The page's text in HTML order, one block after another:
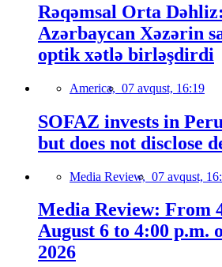
Rəqəmsal Orta
Azərbaycan Xəzərin
optik xətlə birləşdirdi
America, 07 avqust, 16:19
SOFAZ invests in
but does not disclose
Media Review, 07 avqust,
Media Review: From
August 6 to 4:00 p.m.
2026